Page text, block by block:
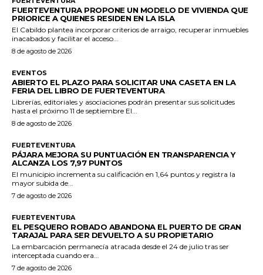
FUERTEVENTURA PROPONE UN MODELO DE VIVIENDA QUE
PRIORICE A QUIENES RESIDEN EN LA ISLA
El Cabildo plantea incorporar criterios de arraigo, recuperar inmuebles
inacabados y facilitar el acceso...
8 de agosto de 2026
EVENTOS
ABIERTO EL PLAZO PARA SOLICITAR UNA CASETA EN LA
FERIA DEL LIBRO DE FUERTEVENTURA
Librerías, editoriales y asociaciones podrán presentar sus solicitudes
hasta el próximo 11 de septiembre El...
8 de agosto de 2026
FUERTEVENTURA
PÁJARA MEJORA SU PUNTUACIÓN EN TRANSPARENCIA Y
ALCANZA LOS 7,97 PUNTOS
El municipio incrementa su calificación en 1,64 puntos y registra la
mayor subida de...
7 de agosto de 2026
FUERTEVENTURA
EL PESQUERO ROBADO ABANDONA EL PUERTO DE GRAN
TARAJAL PARA SER DEVUELTO A SU PROPIETARIO
La embarcación permanecía atracada desde el 24 de julio tras ser
interceptada cuando era...
7 de agosto de 2026